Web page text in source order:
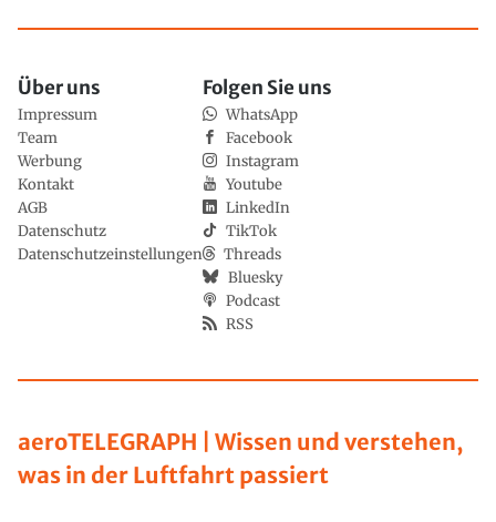
aeroTELEGRAPH | Wissen und verstehen,
was in der Luftfahrt passiert
Über uns
Impressum
Team
Werbung
Kontakt
AGB
Datenschutz
Datenschutzeinstellungen
Folgen Sie uns
WhatsApp
Facebook
Instagram
Youtube
LinkedIn
TikTok
Threads
Bluesky
Podcast
RSS